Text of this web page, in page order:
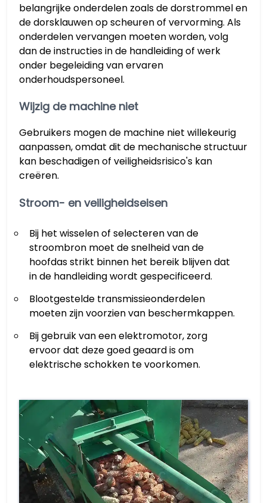
belangrijke onderdelen zoals de dorstrommel en
de dorsklauwen op scheuren of vervorming. Als
onderdelen vervangen moeten worden, volg
dan de instructies in de handleiding of werk
onder begeleiding van ervaren
onderhoudspersoneel.
Wijzig de machine niet
Gebruikers mogen de machine niet willekeurig
aanpassen, omdat dit de mechanische structuur
kan beschadigen of veiligheidsrisico's kan
creëren.
Stroom- en veiligheidseisen
Bij het wisselen of selecteren van de
stroombron moet de snelheid van de
hoofdas strikt binnen het bereik blijven dat
in de handleiding wordt gespecificeerd.
Blootgestelde transmissieonderdelen
moeten zijn voorzien van beschermkappen.
Bij gebruik van een elektromotor, zorg
ervoor dat deze goed geaard is om
elektrische schokken te voorkomen.